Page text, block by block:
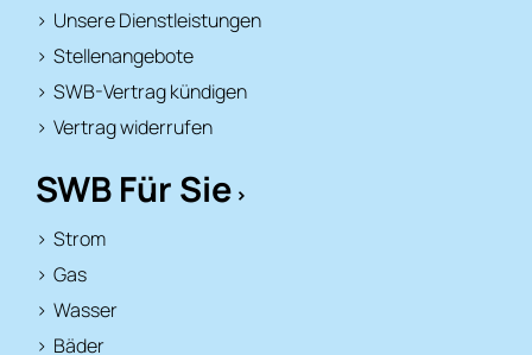
Unsere Dienstleistungen
Stellenangebote
SWB-Vertrag kündigen
Vertrag widerrufen
SWB Für Sie
Strom
Gas
Wasser
Bäder